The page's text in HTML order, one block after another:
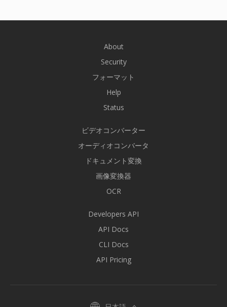
About
Security
フォーマット
Help
Status
ビデオコンバーター
オーディオコンバータ
ドキュメント変換
画像変換器
OCR
Developers API
API Docs
CLI Docs
API Pricing